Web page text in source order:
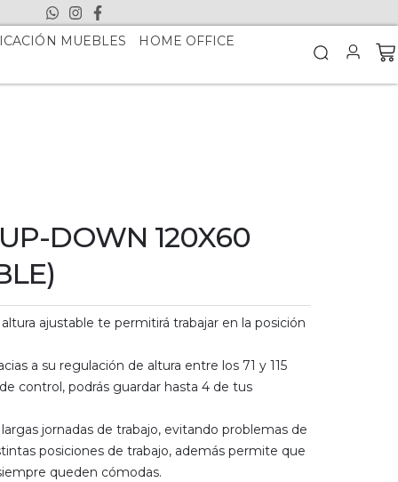
MUEBLES HOME OFFICE
DOWN 120X60
ajustable te permitirá trabajar en la posición
a su regulación de altura entre los 71 y 115
control, podrás guardar hasta 4 de tus
jornadas de trabajo, evitando problemas de
posiciones de trabajo, además permite que
queden cómodas.